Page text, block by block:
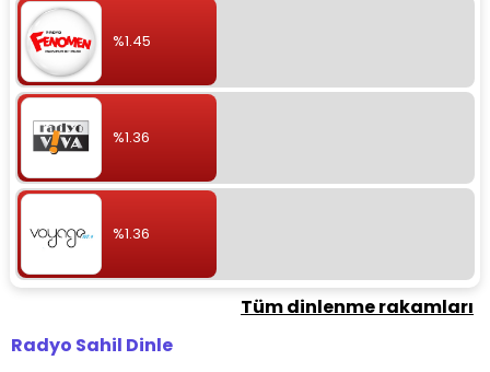
%1.45
%1.36
%1.36
Tüm dinlenme rakamları
Radyo Sahil Dinle